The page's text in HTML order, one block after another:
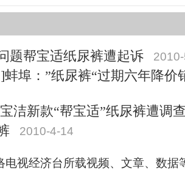
题帮宝适纸尿裤遭起诉
埠：”纸尿裤“过期六年降价
洁新款“帮宝适”纸尿裤遭调
2010-4-14
电视经济台所载视频、文章、数据